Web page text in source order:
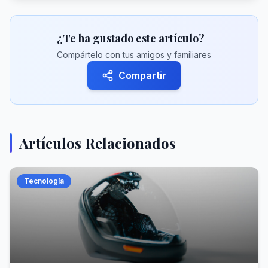
¿Te ha gustado este artículo?
Compártelo con tus amigos y familiares
Compartir
Artículos Relacionados
Tecnología